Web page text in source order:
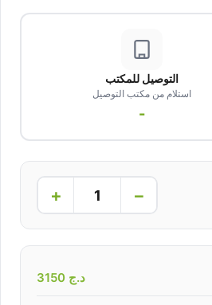
التوصيل للمكتب
استلام من مكتب التوصيل
-
−
+
د.ج